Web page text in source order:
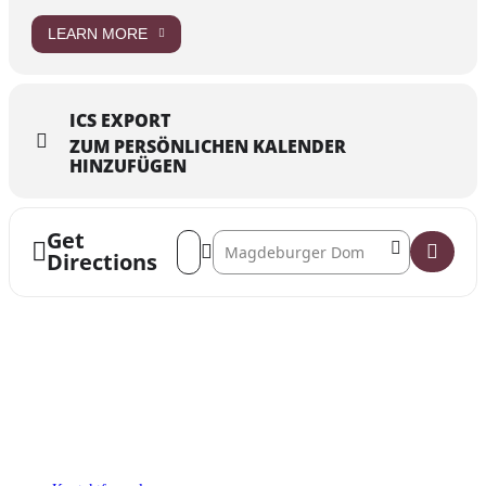
LEARN MORE
ICS EXPORT
ZUM PERSÖNLICHEN KALENDER
HINZUFÜGEN
Get
Directions
Address - "Der lange Abschied" II:
Destination Address - "Der lange